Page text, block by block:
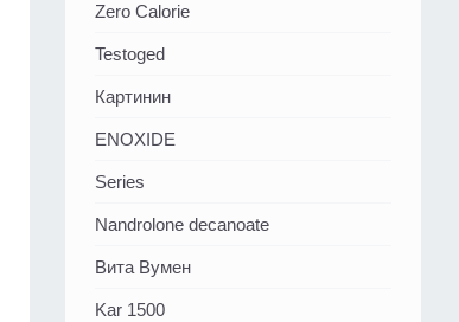
Zero Calorie
Testoged
Картинин
ENOXIDE
Series
Nandrolone decanoate
Вита Вумен
Kar 1500